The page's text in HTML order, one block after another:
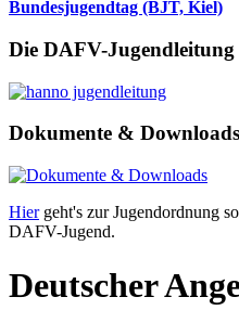
Bundesjugendtag (BJT, Kiel)
Die DAFV-Jugendleitung
Dokumente & Downloads
Hiergeht's zur Jugendordnung
DAFV-Jugend.
Deutscher